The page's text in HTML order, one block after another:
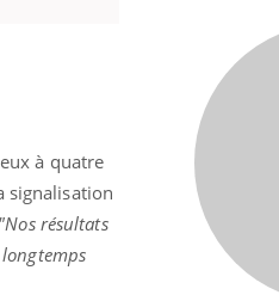
à quatre
signalisation
"Nos résultats